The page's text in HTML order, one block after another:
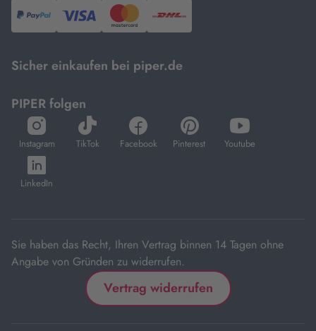
PayPal,Visa
und
DHL.
Sicher einkaufen bei piper.de
PIPER folgen
Instagram
öffnet
in
neuem
Tab
TikTok
öffnet
in
Facebook
öffnet
in
Pinterest
öffnet
in
Youtube
öffnet
in
LinkedIn
öffnet
in
Sie haben das Recht, Ihren Vertrag binnen 14 Tagen ohne
Angabe von Gründen zu widerrufen.
Vertrag widerrufen